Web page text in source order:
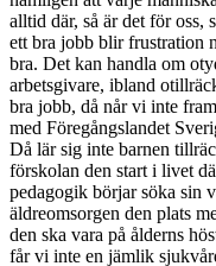
alltid där, så är det för oss,
ett bra jobb blir frustration
bra. Det kan handla om
arbetsgivare, ibland
bra jobb, då når vi inte
med Föregångslandet
Då lär sig inte barnen
förskolan den start i livet
pedagogik börjar söka sin
äldreomsorgen den plats
den ska vara på ålderns
får vi inte en jämlik